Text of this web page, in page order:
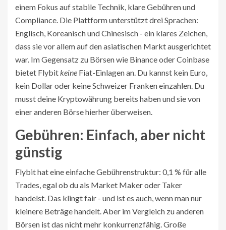
einem Fokus auf stabile Technik, klare Gebühren und
Compliance. Die Plattform unterstützt drei Sprachen:
Englisch, Koreanisch und Chinesisch - ein klares Zeichen,
dass sie vor allem auf den asiatischen Markt ausgerichtet
war. Im Gegensatz zu Börsen wie Binance oder Coinbase
bietet Flybitkeine Fiat-Einlagen an. Du kannst kein Euro,
kein Dollar oder keine Schweizer Franken einzahlen. Du
musst deine Kryptowährung bereits haben und sie von
einer anderen Börse hierher überweisen.
Gebühren: Einfach, aber nicht
günstig
Flybit hat eine einfache Gebührenstruktur: 0,1 % für alle
Trades, egal ob du als Market Maker oder Taker
handelst. Das klingt fair - und ist es auch, wenn man nur
kleinere Beträge handelt. Aber im Vergleich zu anderen
Börsen ist das nicht mehr konkurrenzfähig. Große